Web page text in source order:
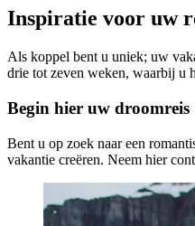
Inspiratie voor uw
Als koppel bent u uniek; uw
drie tot zeven weken, waarbij u
Begin hier uw droomreis
Bent u op zoek naar een
vakantie creëren. Neem hier